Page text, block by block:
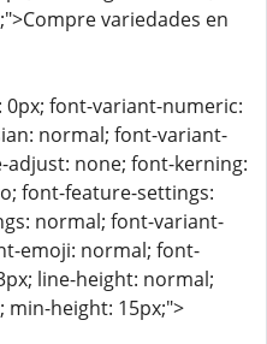
variedades en
0px; font-variant-numeric:
normal; font-variant-
none; font-kerning:
font-feature-settings:
normal; font-variant-
emoji: normal; font-
line-height: normal;
min-height: 15px;">